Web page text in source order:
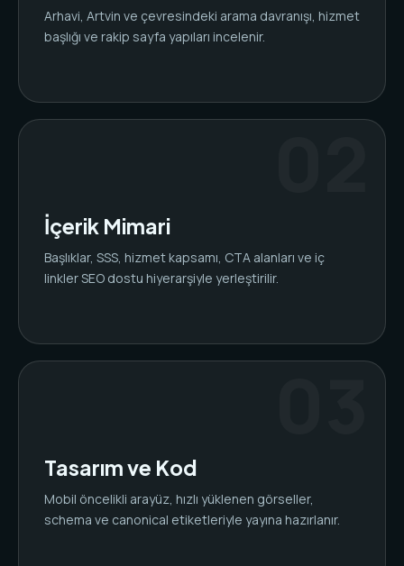
Arhavi, Artvin ve çevresindeki arama davranışı, hizmet
başlığı ve rakip sayfa yapıları incelenir.
İçerik Mimari
Başlıklar, SSS, hizmet kapsamı, CTA alanları ve iç
linkler SEO dostu hiyerarşiyle yerleştirilir.
Tasarım ve Kod
Mobil öncelikli arayüz, hızlı yüklenen görseller,
schema ve canonical etiketleriyle yayına hazırlanır.